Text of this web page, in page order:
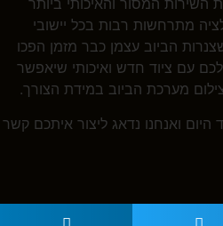
השירות המסור והאיכותי ביותר
מתרחשות רבות בכל יישובי
הביוב עצמן כבר מזמן הפכו
לכם עם ציוד חדש ואיכותי שיאפשר
מערכת הביוב במידת הצורך.
ואנחנו נדאג ליצור איתכם קשר